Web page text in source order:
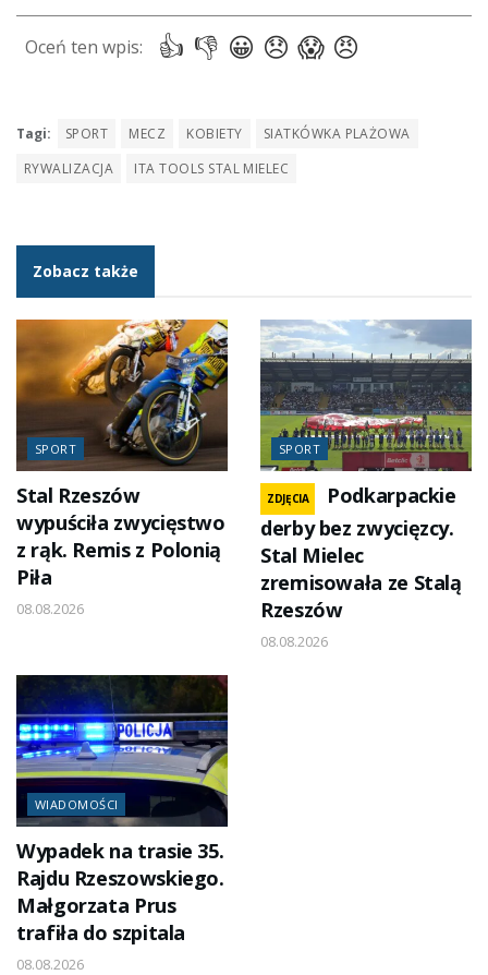
Tagi: SPORT MECZ KOBIETY
SIATKÓWKA PLAŻOWA
RYWALIZACJA
ITA TOOLS STAL MIELEC
Zobacz także
SPORT
Stal Rzeszów
wypuściła zwycięstwo
z rąk. Remis z Polonią
Piła
08.08.2026
SPORT
ZDJĘCIA
Podkarpackie
derby bez zwycięzcy.
Stal Mielec
zremisowała ze Stalą
Rzeszów
08.08.2026
WIADOMOŚCI
Wypadek na trasie 35.
Rajdu Rzeszowskiego.
Małgorzata Prus
trafiła do szpitala
08.08.2026